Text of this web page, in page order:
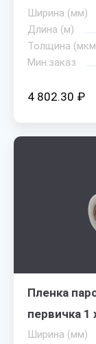
Ширина (мм)
Длина (м)
Толщина
Мин.заказ
4 802.30 ₽
Пленка
первичка
Ширина (мм)